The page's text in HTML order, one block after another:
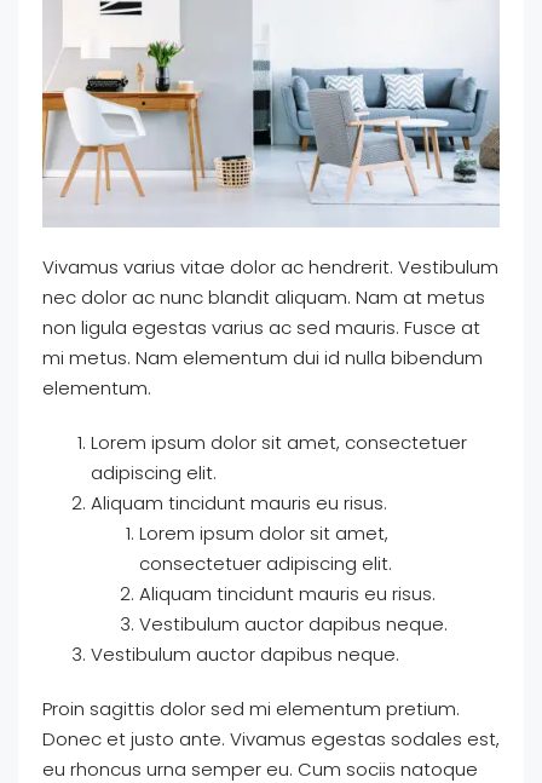
Vivamus varius vitae dolor ac hendrerit. Vestibulum
nec dolor ac nunc blandit aliquam. Nam at metus
non ligula egestas varius ac sed mauris. Fusce at
mi metus. Nam elementum dui id nulla bibendum
elementum.
Lorem ipsum dolor sit amet, consectetuer
adipiscing elit.
Aliquam tincidunt mauris eu risus.
Lorem ipsum dolor sit amet,
consectetuer adipiscing elit.
Aliquam tincidunt mauris eu risus.
Vestibulum auctor dapibus neque.
Vestibulum auctor dapibus neque.
Proin sagittis dolor sed mi elementum pretium.
Donec et justo ante. Vivamus egestas sodales est,
eu rhoncus urna semper eu. Cum sociis natoque